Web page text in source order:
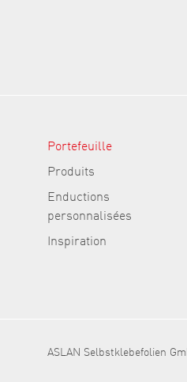
Portefeuille
Produits
Enductions
personnalisées
Inspiration
ASLAN Selbstklebefolien